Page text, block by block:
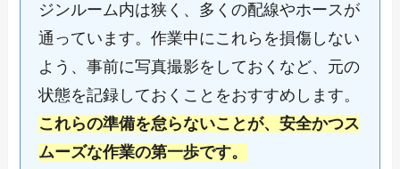
ジンルーム内は狭く、多くの配線やホースが
通っています。作業中にこれらを損傷しない
よう、事前に写真撮影をしておくなど、元の
状態を記録しておくことをおすすめします。
これらの準備を怠らないことが、安全かつス
ムーズな作業の第一歩です。